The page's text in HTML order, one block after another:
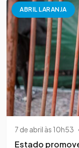
ABRIL LARANJA
7 de abril às 10h53
Estado